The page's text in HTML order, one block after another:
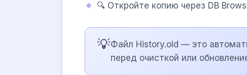
🔍 Откройте копию через DB
💡Файл History.old — это
перед очисткой или